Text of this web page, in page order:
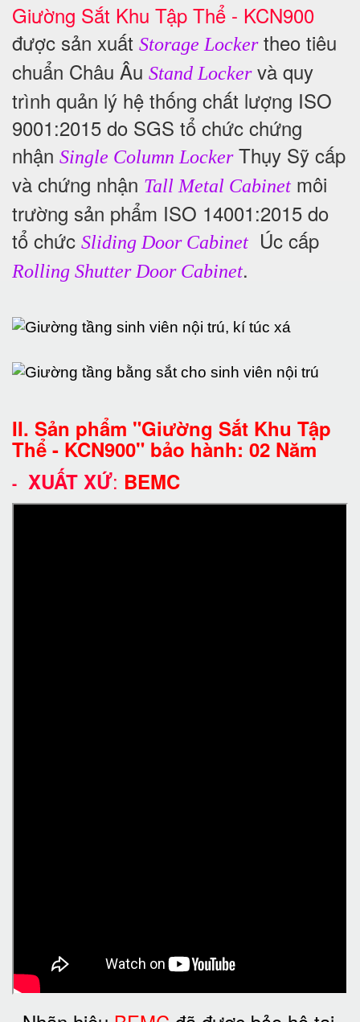
Giường Sắt Khu Tập Thể - KCN900
được sản xuất Storage Lockertheo tiêu
chuẩn Châu Âu Stand Lockervà quy
trình quản lý hệ thống chất lượng ISO
9001:2015 do SGS tổ chức chứng
nhận Single Column LockerThụy Sỹ cấp
và chứng nhận Tall Metal Cabinet môi
trường sản phẩm ISO 14001:2015 do
tổ chức Sliding Door Cabinet Úc cấp
Rolling Shutter Door Cabinet.
II. Sản phẩm "Giường Sắt Khu Tập
Thể - KCN900" bảo hành: 02 Năm
- XUẤT XỨ: BEMC